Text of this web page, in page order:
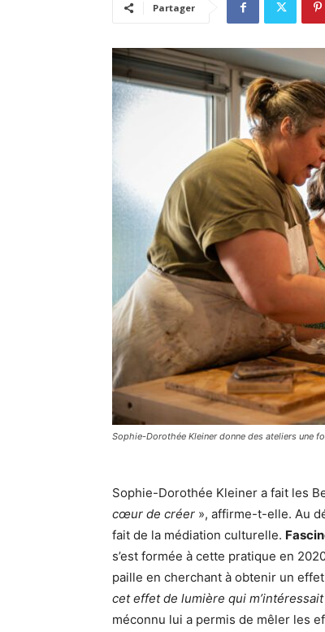
Partager
Sophie-Dorothée Kleiner donne des ateliers une
Sophie-Dorothée Kleiner a fait les
cœur de créer », affirme-t-elle. Au
fait de la médiation culturelle.
s’est formée à cette pratique en
paille en cherchant à obtenir un
cet effet de lumière qui
méconnu lui a permis de mêler les